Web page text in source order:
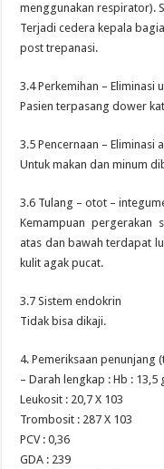
menggunakan respirator).
Terjadi cedera kepala
post trepanasi.
3.4 Perkemihan – Eliminasi
Pasien terpasang dower
3.5 Pencernaan – Eliminasi
Untuk makan dan minum
3.6 Tulang – otot –
Kemampuan pergerakan
atas dan bawah terdapat
kulit agak pucat.
3.7 Sistem endokrin
Tidak bisa dikaji.
4. Pemeriksaan penunjang
– Darah lengkap : Hb : 13,5
Leukosit : 20,7 X 103
Trombosit : 287 X 103
PCV : 0,36
GDA : 239